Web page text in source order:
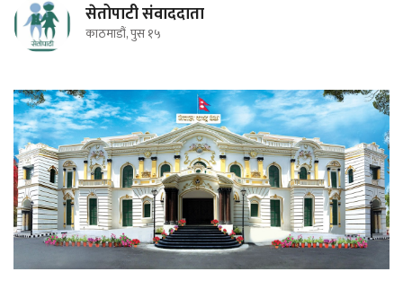
सेतोपाटी संवाददाता
काठमाडौं, पुस १५